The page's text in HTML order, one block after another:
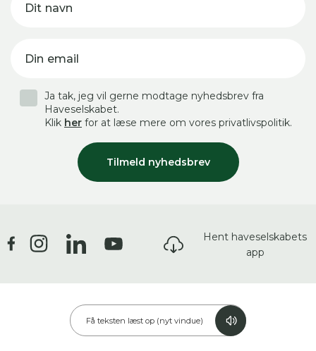
Dit navn
Din email
Tilmeld nyhedsbrev
Ja tak, jeg vil gerne modtage nyhedsbrev fra
Haveselskabet.
Klik her for at læse mere om vores privatlivspolitik.
Hent haveselskabets
app
Få teksten læst op (nyt vindue)